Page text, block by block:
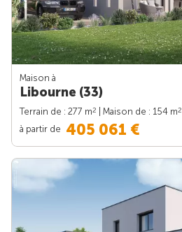
Maison à
Libourne (33)
Terrain de : 277 m2 | Maison de : 154 m2
à partir de 405 061 €